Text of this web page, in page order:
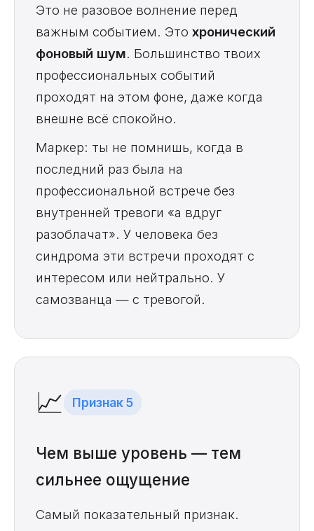
Это не разовое волнение перед
важным событием. Это хронический
фоновый шум. Большинство твоих
профессиональных событий
проходят на этом фоне, даже когда
внешне всё спокойно.
Маркер: ты не помнишь, когда в
последний раз была на
профессиональной встрече без
внутренней тревоги «а вдруг
разоблачат». У человека без
синдрома эти встречи проходят с
интересом или нейтрально. У
самозванца — с тревогой.
📈 Признак 5
Чем выше уровень — тем
сильнее ощущение
Самый показательный признак.